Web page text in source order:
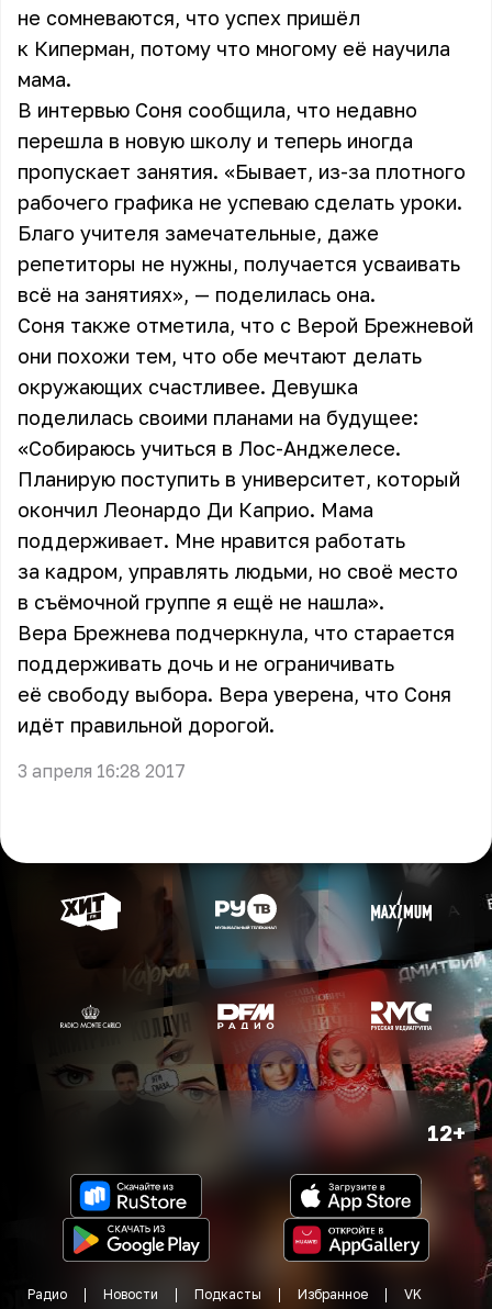
не сомневаются, что успех пришёл
к Киперман, потому что многому её научила
мама.
В интервью Соня сообщила, что недавно
перешла в новую школу и теперь иногда
пропускает занятия. «Бывает, из-за плотного
рабочего графика не успеваю сделать уроки.
Благо учителя замечательные, даже
репетиторы не нужны, получается усваивать
всё на занятиях», — поделилась она.
Соня также отметила, что с Верой Брежневой
они похожи тем, что обе мечтают делать
окружающих счастливее. Девушка
поделилась своими планами на будущее:
«Собираюсь учиться в Лос-Анджелесе.
Планирую поступить в университет, который
окончил Леонардо Ди Каприо. Мама
поддерживает. Мне нравится работать
за кадром, управлять людьми, но своё место
в съёмочной группе я ещё не нашла».
Вера Брежнева подчеркнула, что старается
поддерживать дочь и не ограничивать
её свободу выбора. Вера уверена, что Соня
идёт правильной дорогой.
3 апреля 16:28 2017
12+
Радио Новости Подкасты Избранное VK